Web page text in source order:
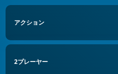
アクション
2プレーヤー